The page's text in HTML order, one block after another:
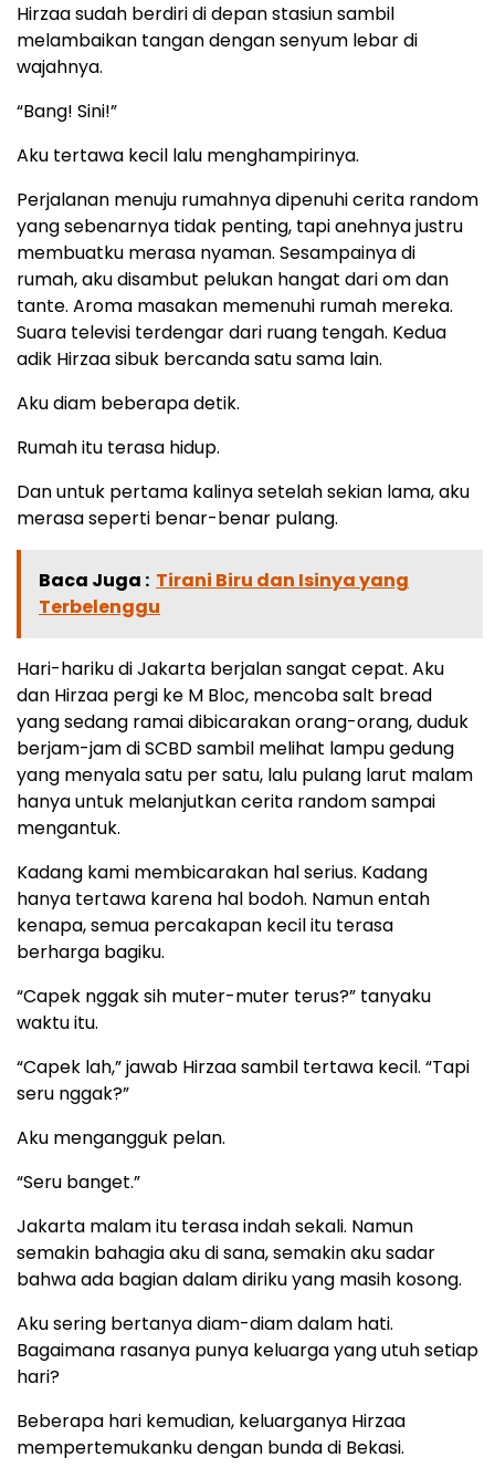
Hirzaa sudah berdiri di depan stasiun sambil
melambaikan tangan dengan senyum lebar di
wajahnya.
“Bang! Sini!”
Aku tertawa kecil lalu menghampirinya.
Perjalanan menuju rumahnya dipenuhi cerita random
yang sebenarnya tidak penting, tapi anehnya justru
membuatku merasa nyaman. Sesampainya di
rumah, aku disambut pelukan hangat dari om dan
tante. Aroma masakan memenuhi rumah mereka.
Suara televisi terdengar dari ruang tengah. Kedua
adik Hirzaa sibuk bercanda satu sama lain.
Aku diam beberapa detik.
Rumah itu terasa hidup.
Dan untuk pertama kalinya setelah sekian lama, aku
merasa seperti benar-benar pulang.
Baca Juga : Tirani Biru dan Isinya yang
Terbelenggu
Hari-hariku di Jakarta berjalan sangat cepat. Aku
dan Hirzaa pergi ke M Bloc, mencoba salt bread
yang sedang ramai dibicarakan orang-orang, duduk
berjam-jam di SCBD sambil melihat lampu gedung
yang menyala satu per satu, lalu pulang larut malam
hanya untuk melanjutkan cerita random sampai
mengantuk.
Kadang kami membicarakan hal serius. Kadang
hanya tertawa karena hal bodoh. Namun entah
kenapa, semua percakapan kecil itu terasa
berharga bagiku.
“Capek nggak sih muter-muter terus?” tanyaku
waktu itu.
“Capek lah,” jawab Hirzaa sambil tertawa kecil. “Tapi
seru nggak?”
Aku mengangguk pelan.
“Seru banget.”
Jakarta malam itu terasa indah sekali. Namun
semakin bahagia aku di sana, semakin aku sadar
bahwa ada bagian dalam diriku yang masih kosong.
Aku sering bertanya diam-diam dalam hati.
Bagaimana rasanya punya keluarga yang utuh setiap
hari?
Beberapa hari kemudian, keluarganya Hirzaa
mempertemukanku dengan bunda di Bekasi.